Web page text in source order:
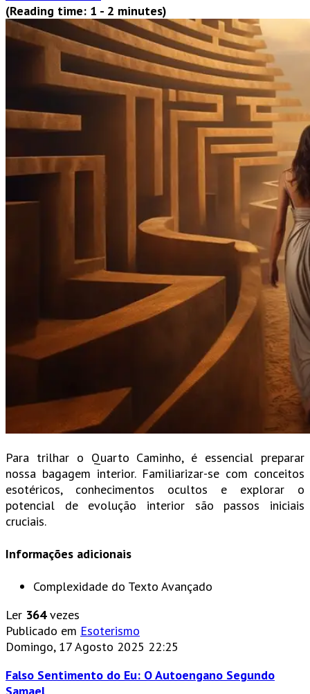
(Reading time: 1 - 2 minutes)
Para trilhar o Quarto Caminho, é essencial preparar
nossa bagagem interior. Familiarizar-se com conceitos
esotéricos, conhecimentos ocultos e explorar o
potencial de evolução interior são passos iniciais
cruciais.
Informações adicionais
Complexidade do Texto Avançado
Ler 364vezes
Publicado em Esoterismo
Domingo, 17 Agosto 2025 22:25
Falso Sentimento do Eu: O Autoengano Segundo